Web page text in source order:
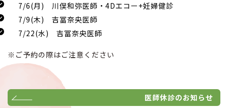
7/6(月) 川俣和弥医師・4Dエコー+妊婦健診
7/9(木) 吉冨奈央医師
7/22(水) 吉冨奈央医師
※ご予約の際はご注意ください
医師休診のお知らせ